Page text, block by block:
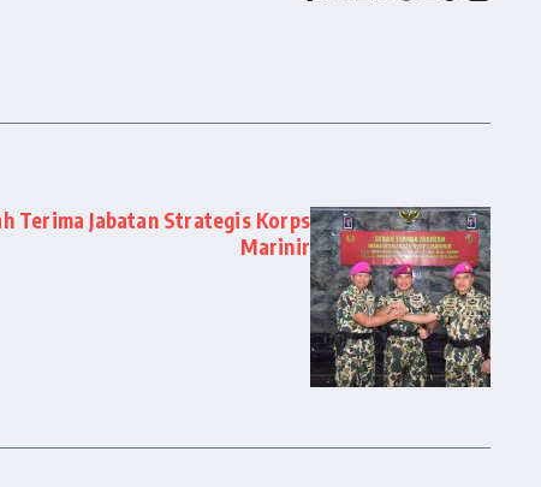
Terima Jabatan Strategis Korps
Marinir